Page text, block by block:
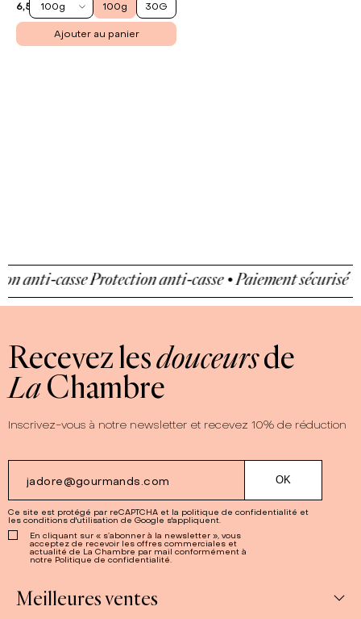
6,50 €100g 100g 30G
Ajouter au panier
anti-casseProtection anti-casse • Paiement sécurisé •
Recevez lesdouceursde
LaChambre
Inscrivez-vous à notre newsletter et recevez 10% de réduction
Ce site est protégé par reCAPTCHA et la politique de confidentialité et
les conditions d'utilisation de Google s'appliquent.
En cliquant sur « s’abonner à la newsletter », vous
acceptez de recevoir les offres commerciales et
actualité de La Chambre par mail conformément à
notre Politique de confidentialité.
Meilleures ventes